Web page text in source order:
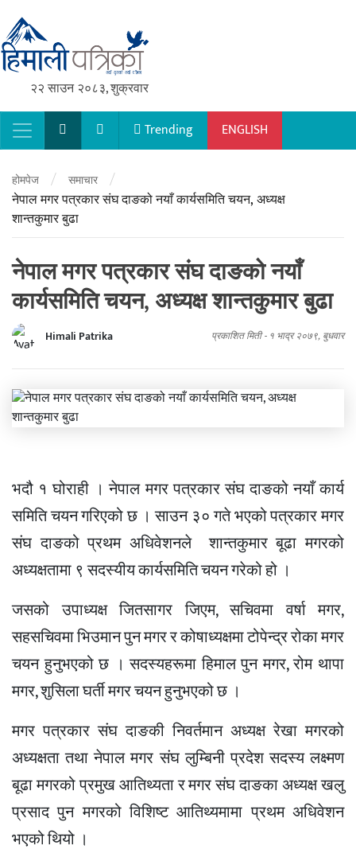
२२ साउन २०८३, शुक्रवार
Main Navigation
Trending ENGLISH
होमपेज / समाचार /
नेपाल मगर पत्रकार संघ दाङको नयाँ कार्यसमिति चयन, अध्यक्ष
शान्तकुमार बुढा
नेपाल मगर पत्रकार संघ दाङको नयाँ
कार्यसमिति चयन, अध्यक्ष शान्तकुमार बुढा
Himali Patrika प्रकाशित मिती - १ भाद्र २०७९, बुधवार
भदौ १ घोराही । नेपाल मगर पत्रकार संघ दाङको नयाँ कार्य
समिति चयन गरिएको छ । साउन ३० गते भएको पत्रकार मगर
संघ दाङको प्रथम अधिवेशनले शान्तकुमार बूढा मगरको
अध्यक्षतामा ९ सदस्यीय कार्यसमिति चयन गरेको हो ।
जसको उपाध्यक्षजितसागर जिएम,सचिवमा वर्षा मगर,
सहसचिवमाभिउमानपुन मगर र कोषाध्यक्षमा टोपेन्द्र रोका मगर
चयन हुनुभएको छ । सदस्यहरूमा हिमाल पुन मगर, रोम थापा
मगर,शुसिलाघर्ती मगर चयन हुनुभएको छ ।
मगर पत्रकार संघ दाङकी निवर्तमान अध्यक्ष रेखा मगरको
अध्यक्षता तथा नेपाल मगर संघ लुम्बिनी प्रदेश सदस्य लक्ष्मण
बूढा मगरको प्रमुख आतिथ्यता र मगर संघ दाङका अध्यक्ष खलु
प्रसाद पुन मगरको विशिष्ट आतिथ्यमामा प्रथम अधिवेशन
भएको थियो ।